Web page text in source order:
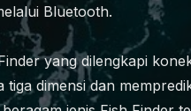
Bluetooth.
yang dilengkapi
dimensi dan